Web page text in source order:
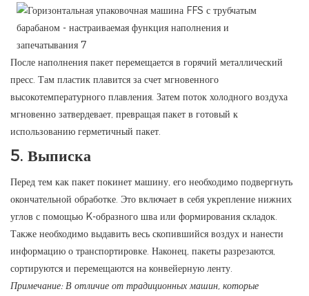
После наполнения пакет перемещается в горячий металлический
пресс. Там пластик плавится за счет мгновенного
высокотемпературного плавления. Затем поток холодного воздуха
мгновенно затвердевает, превращая пакет в готовый к
использованию герметичный пакет.
5. Выписка
Перед тем как пакет покинет машину, его необходимо подвергнуть
окончательной обработке. Это включает в себя укрепление нижних
углов с помощью K-образного шва или формирования складок.
Также необходимо выдавить весь скопившийся воздух и нанести
информацию о транспортировке. Наконец, пакеты разрезаются,
сортируются и перемещаются на конвейерную ленту.
Примечание: В отличие от традиционных машин, которые